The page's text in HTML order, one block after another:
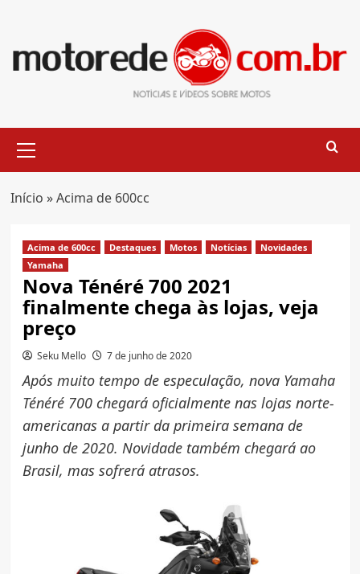
content
Menu
Início »Acima de 600cc
Acima de 600cc Destaques Motos Notícias
Novidades
Yamaha
Nova Ténéré 700 2021
finalmente chega às lojas, veja
preço
Seku Mello 7 de junho de 2020
Após muito tempo de especulação, nova Yamaha
Ténéré 700 chegará oficialmente nas lojas norte-
americanas a partir da primeira semana de
junho de 2020. Novidade também chegará ao
Brasil, mas sofrerá atrasos.